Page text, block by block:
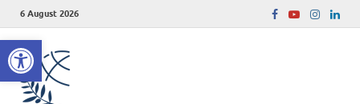
Open toolbar
6 August 2026